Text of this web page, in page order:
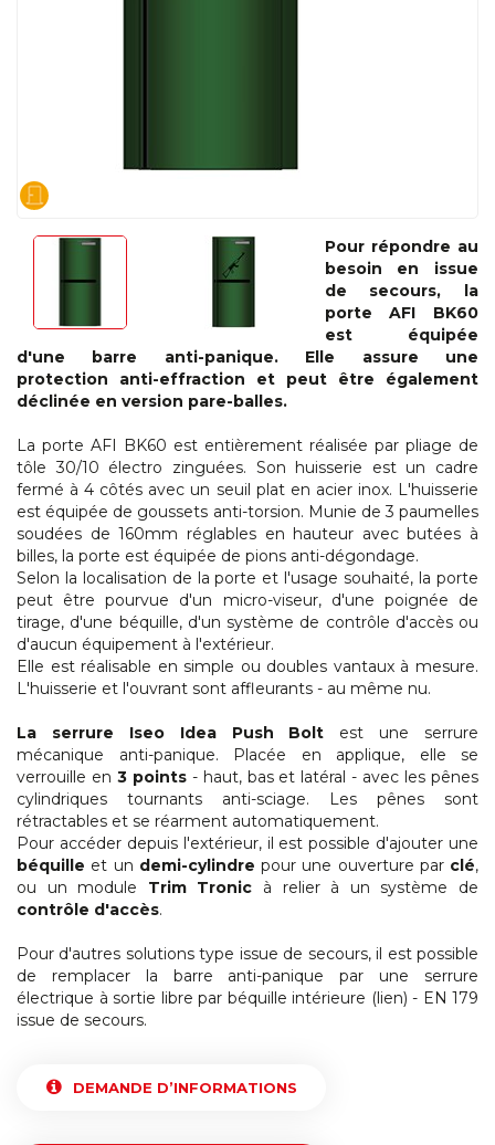
Pour répondre au
besoin en issue
de secours, la
porte AFI BK60
est équipée
d'une barre anti-panique. Elle assure une
protection anti-effraction et peut être également
déclinée en version pare-balles.
La porte AFI BK60 est entièrement réalisée par pliage de
tôle 30/10 électro zinguées. Son huisserie est un cadre
fermé à 4 côtés avec un seuil plat en acier inox. L'huisserie
est équipée de goussets anti-torsion. Munie de 3 paumelles
soudées de 160mm réglables en hauteur avec butées à
billes, la porte est équipée de pions anti-dégondage.
Selon la localisation de la porte et l'usage souhaité, la porte
peut être pourvue d'un micro-viseur, d'une poignée de
tirage, d'une béquille, d'un système de contrôle d'accès ou
d'aucun équipement à l'extérieur.
Elle est réalisable en simple ou doubles vantaux à mesure.
L'huisserie et l'ouvrant sont affleurants - au même nu.
La serrure Iseo Idea Push Bolt est une serrure
mécanique anti-panique. Placée en applique, elle se
verrouille en 3 points- haut, bas et latéral - avec les pênes
cylindriques tournants anti-sciage. Les pênes sont
rétractables et se réarment automatiquement.
Pour accéder depuis l'extérieur, il est possible d'ajouter une
béquille et un demi-cylindre pour une ouverture par clé,
ou un module Trim Tronic à relier à un système de
contrôle d'accès.
Pour d'autres solutions type issue de secours, il est possible
de remplacer la barre anti-panique par une serrure
électrique à sortie libre par béquille intérieure (lien) - EN 179
issue de secours.
DEMANDE D’INFORMATIONS